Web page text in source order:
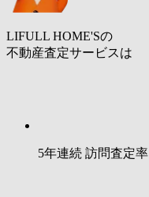
LIFULL HOME'Sの
不動産査定サービスは
5年連続 訪問査定率